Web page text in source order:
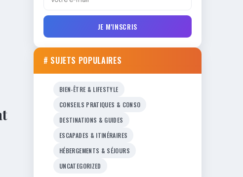
JE M'INSCRIS
# SUJETS POPULAIRES
BIEN-ÊTRE & LIFESTYLE
CONSEILS PRATIQUES & CONSO
DESTINATIONS & GUIDES
ESCAPADES & ITINÉRAIRES
HÉBERGEMENTS & SÉJOURS
UNCATEGORIZED